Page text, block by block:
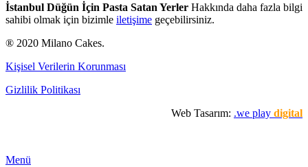
İstanbul Düğün İçin Pasta Satan Yerler Hakkında daha fazla bilgi
sahibi olmak için bizimle iletişime geçebilirsiniz.
® 2020 Milano Cakes.
Kişisel Verilerin Korunması
Gizlilik Politikası
Web Tasarım: .we play digital
Menü